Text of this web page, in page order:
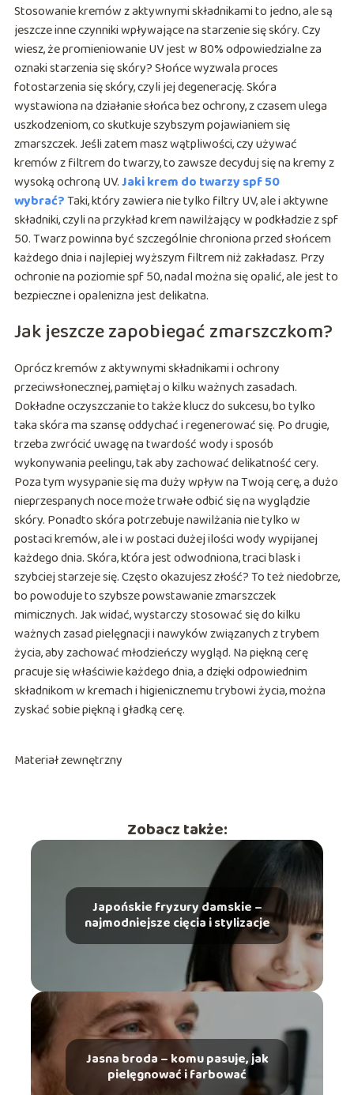
Stosowanie kremów z aktywnymi składnikami to jedno, ale są
jeszcze inne czynniki wpływające na starzenie się skóry. Czy
wiesz, że promieniowanie UV jest w 80% odpowiedzialne za
oznaki starzenia się skóry? Słońce wyzwala proces
fotostarzenia się skóry, czyli jej degenerację. Skóra
wystawiona na działanie słońca bez ochrony, z czasem ulega
uszkodzeniom, co skutkuje szybszym pojawianiem się
zmarszczek. Jeśli zatem masz wątpliwości, czy używać
kremów z filtrem do twarzy, to zawsze decyduj się na kremy z
wysoką ochroną UV.Jaki krem do twarzy spf 50
wybrać?Taki, który zawiera nie tylko filtry UV, ale i aktywne
składniki, czyli na przykład krem nawilżający w podkładzie z spf
50. Twarz powinna być szczególnie chroniona przed słońcem
każdego dnia i najlepiej wyższym filtrem niż zakładasz. Przy
ochronie na poziomie spf 50, nadal można się opalić, ale jest to
bezpieczne i opalenizna jest delikatna.
Jak jeszcze zapobiegać zmarszczkom?
Oprócz kremów z aktywnymi składnikami i ochrony
przeciwsłonecznej, pamiętaj o kilku ważnych zasadach.
Dokładne oczyszczanie to także klucz do sukcesu, bo tylko
taka skóra ma szansę oddychać i regenerować się. Po drugie,
trzeba zwrócić uwagę na twardość wody i sposób
wykonywania peelingu, tak aby zachować delikatność cery.
Poza tym wysypanie się ma duży wpływ na Twoją cerę, a dużo
nieprzespanych noce może trwałe odbić się na wyglądzie
skóry. Ponadto skóra potrzebuje nawilżania nie tylko w
postaci kremów, ale i w postaci dużej ilości wody wypijanej
każdego dnia. Skóra, która jest odwodniona, traci blask i
szybciej starzeje się. Często okazujesz złość? To też niedobrze,
bo powoduje to szybsze powstawanie zmarszczek
mimicznych. Jak widać, wystarczy stosować się do kilku
ważnych zasad pielęgnacji i nawyków związanych z trybem
życia, aby zachować młodzieńczy wygląd. Na piękną cerę
pracuje się właściwie każdego dnia, a dzięki odpowiednim
składnikom w kremach i higienicznemu trybowi życia, można
zyskać sobie piękną i gładką cerę.
Materiał zewnętrzny
Zobacz także:
Japońskie fryzury damskie –
najmodniejsze cięcia i stylizacje
Jasna broda – komu pasuje, jak
pielęgnować i farbować